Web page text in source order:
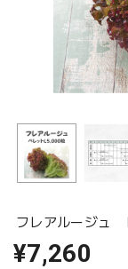
フレアルージュ
¥7,260